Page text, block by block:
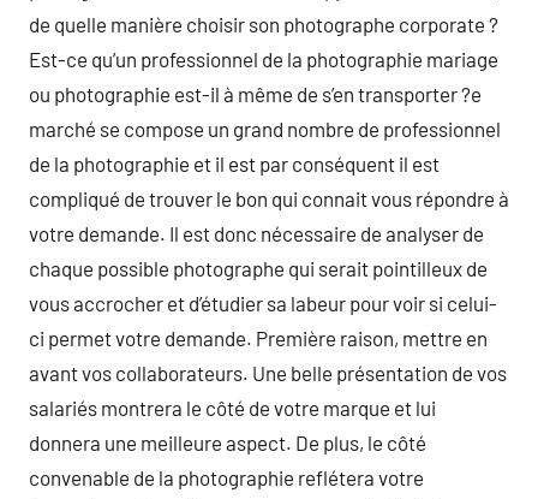
de quelle manière choisir son photographe corporate ?
Est-ce qu’un professionnel de la photographie mariage
ou photographie est-il à même de s’en transporter ?e
marché se compose un grand nombre de professionnel
de la photographie et il est par conséquent il est
compliqué de trouver le bon qui connait vous répondre à
votre demande. Il est donc nécessaire de analyser de
chaque possible photographe qui serait pointilleux de
vous accrocher et d’étudier sa labeur pour voir si celui-
ci permet votre demande. Première raison, mettre en
avant vos collaborateurs. Une belle présentation de vos
salariés montrera le côté de votre marque et lui
donnera une meilleure aspect. De plus, le côté
convenable de la photographie reflétera votre